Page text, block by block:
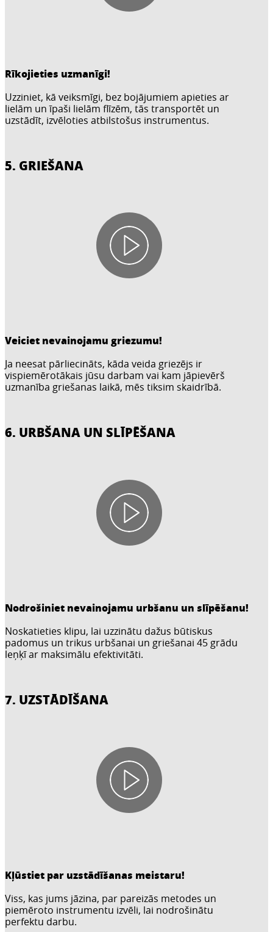
Rīkojieties uzmanīgi!
Uzziniet, kā veiksmīgi, bez bojājumiem apieties ar
lielām un īpaši lielām flīzēm, tās transportēt un
uzstādīt, izvēloties atbilstošus instrumentus.
5. GRIEŠANA
Veiciet nevainojamu griezumu!
Ja neesat pārliecināts, kāda veida griezējs ir
vispiemērotākais jūsu darbam vai kam jāpievērš
uzmanība griešanas laikā, mēs tiksim skaidrībā.
6. URBŠANA UN SLĪPĒŠANA
Nodrošiniet nevainojamu urbšanu un slīpēšanu!
Noskatieties klipu, lai uzzinātu dažus būtiskus
padomus un trikus urbšanai un griešanai 45 grādu
leņķī ar maksimālu efektivitāti.
7. UZSTĀDĪŠANA
Kļūstiet par uzstādīšanas meistaru!
Viss, kas jums jāzina, par pareizās metodes un
piemēroto instrumentu izvēli, lai nodrošinātu
perfektu darbu.